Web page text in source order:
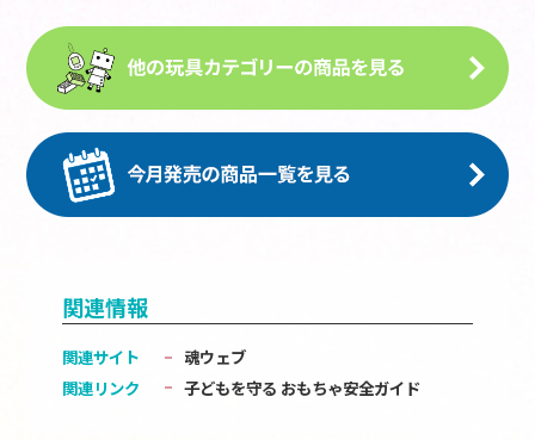
関連情報
関連サイト
魂ウェブ
関連リンク
子どもを守る おもちゃ安全ガイド